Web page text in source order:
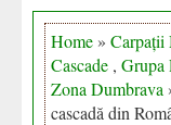
Home » Carpații
Cascade , Grupa
Zona Dumbrava
cascadă din